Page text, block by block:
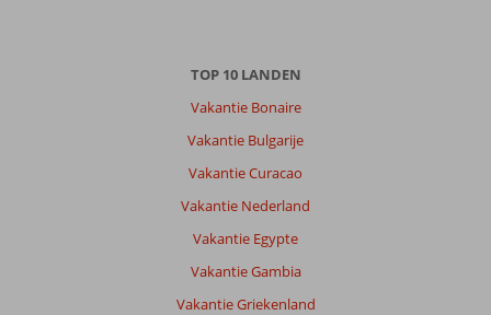
TOP 10 LANDEN
Vakantie Bonaire
Vakantie Bulgarije
Vakantie Curacao
Vakantie Nederland
Vakantie Egypte
Vakantie Gambia
Vakantie Griekenland